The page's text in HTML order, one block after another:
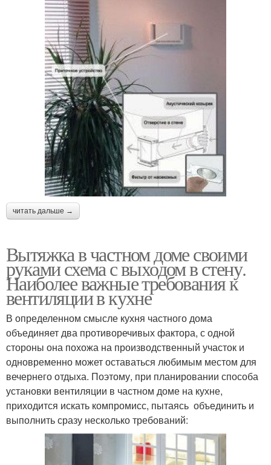
читать дальше →
Вытяжка в частном доме своими
руками схема с выходом в стену.
Наиболее важные требования к
вентиляции в кухне
В определенном смысле кухня частного дома
объединяет два противоречивых фактора, с одной
стороны она похожа на производственный участок и
одновременно может оставаться любимым местом для
вечернего отдыха. Поэтому, при планировании способа
установки вентиляции в частном доме на кухне,
приходится искать компромисс, пытаясь объединить и
выполнить сразу несколько требований: